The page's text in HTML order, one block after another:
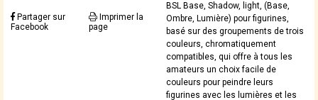
Partager sur
Facebook
Imprimer la
page
BSL Base, Shadow, light, (Base,
Ombre, Lumière) pour figurines,
basé sur des groupements de trois
couleurs, chromatiquement
compatibles, qui offre à tous les
amateurs un choix facile de
couleurs pour peindre leurs
figurines avec les lumières et les